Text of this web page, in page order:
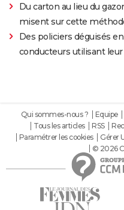
Du carton au lieu du
misent sur cette
Des policiers déguisés
conducteurs utilisant
Qui sommes-nous ? Equipe
Tous les articles
RSS
Paramétrer les cookies
Gérer
© 2026